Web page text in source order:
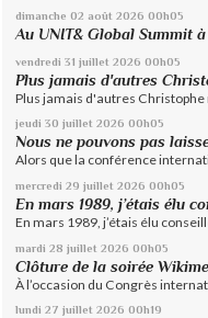
dimanche 02 août 2026 00h05
Au UNIT& Global Summit
vendredi 31 juillet 2026 00h05
Plus jamais d'autres
Plus jamais d'autres Christophe
jeudi 30 juillet 2026 00h05
Nous ne pouvons pas
Alors que la conférence
mercredi 29 juillet 2026 00h05
En mars 1989, j’étais élu
En mars 1989, j’étais élu
mardi 28 juillet 2026 00h05
Clôture de la soirée
À l’occasion du Congrès
lundi 27 juillet 2026 00h19